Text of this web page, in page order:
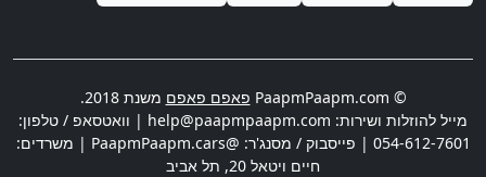
© PaapmPaapm.com פאפם פאפם משנת 2018.
מייל להוזלות ושירות: help@paapmpaapm.com | וואטסאפ / טלפון:
054-612-7601 | פייסבוק / מסנג'ר: @PaapmPaapm.cars | משרדים:
חיים ויטאל 20
, תל אביב